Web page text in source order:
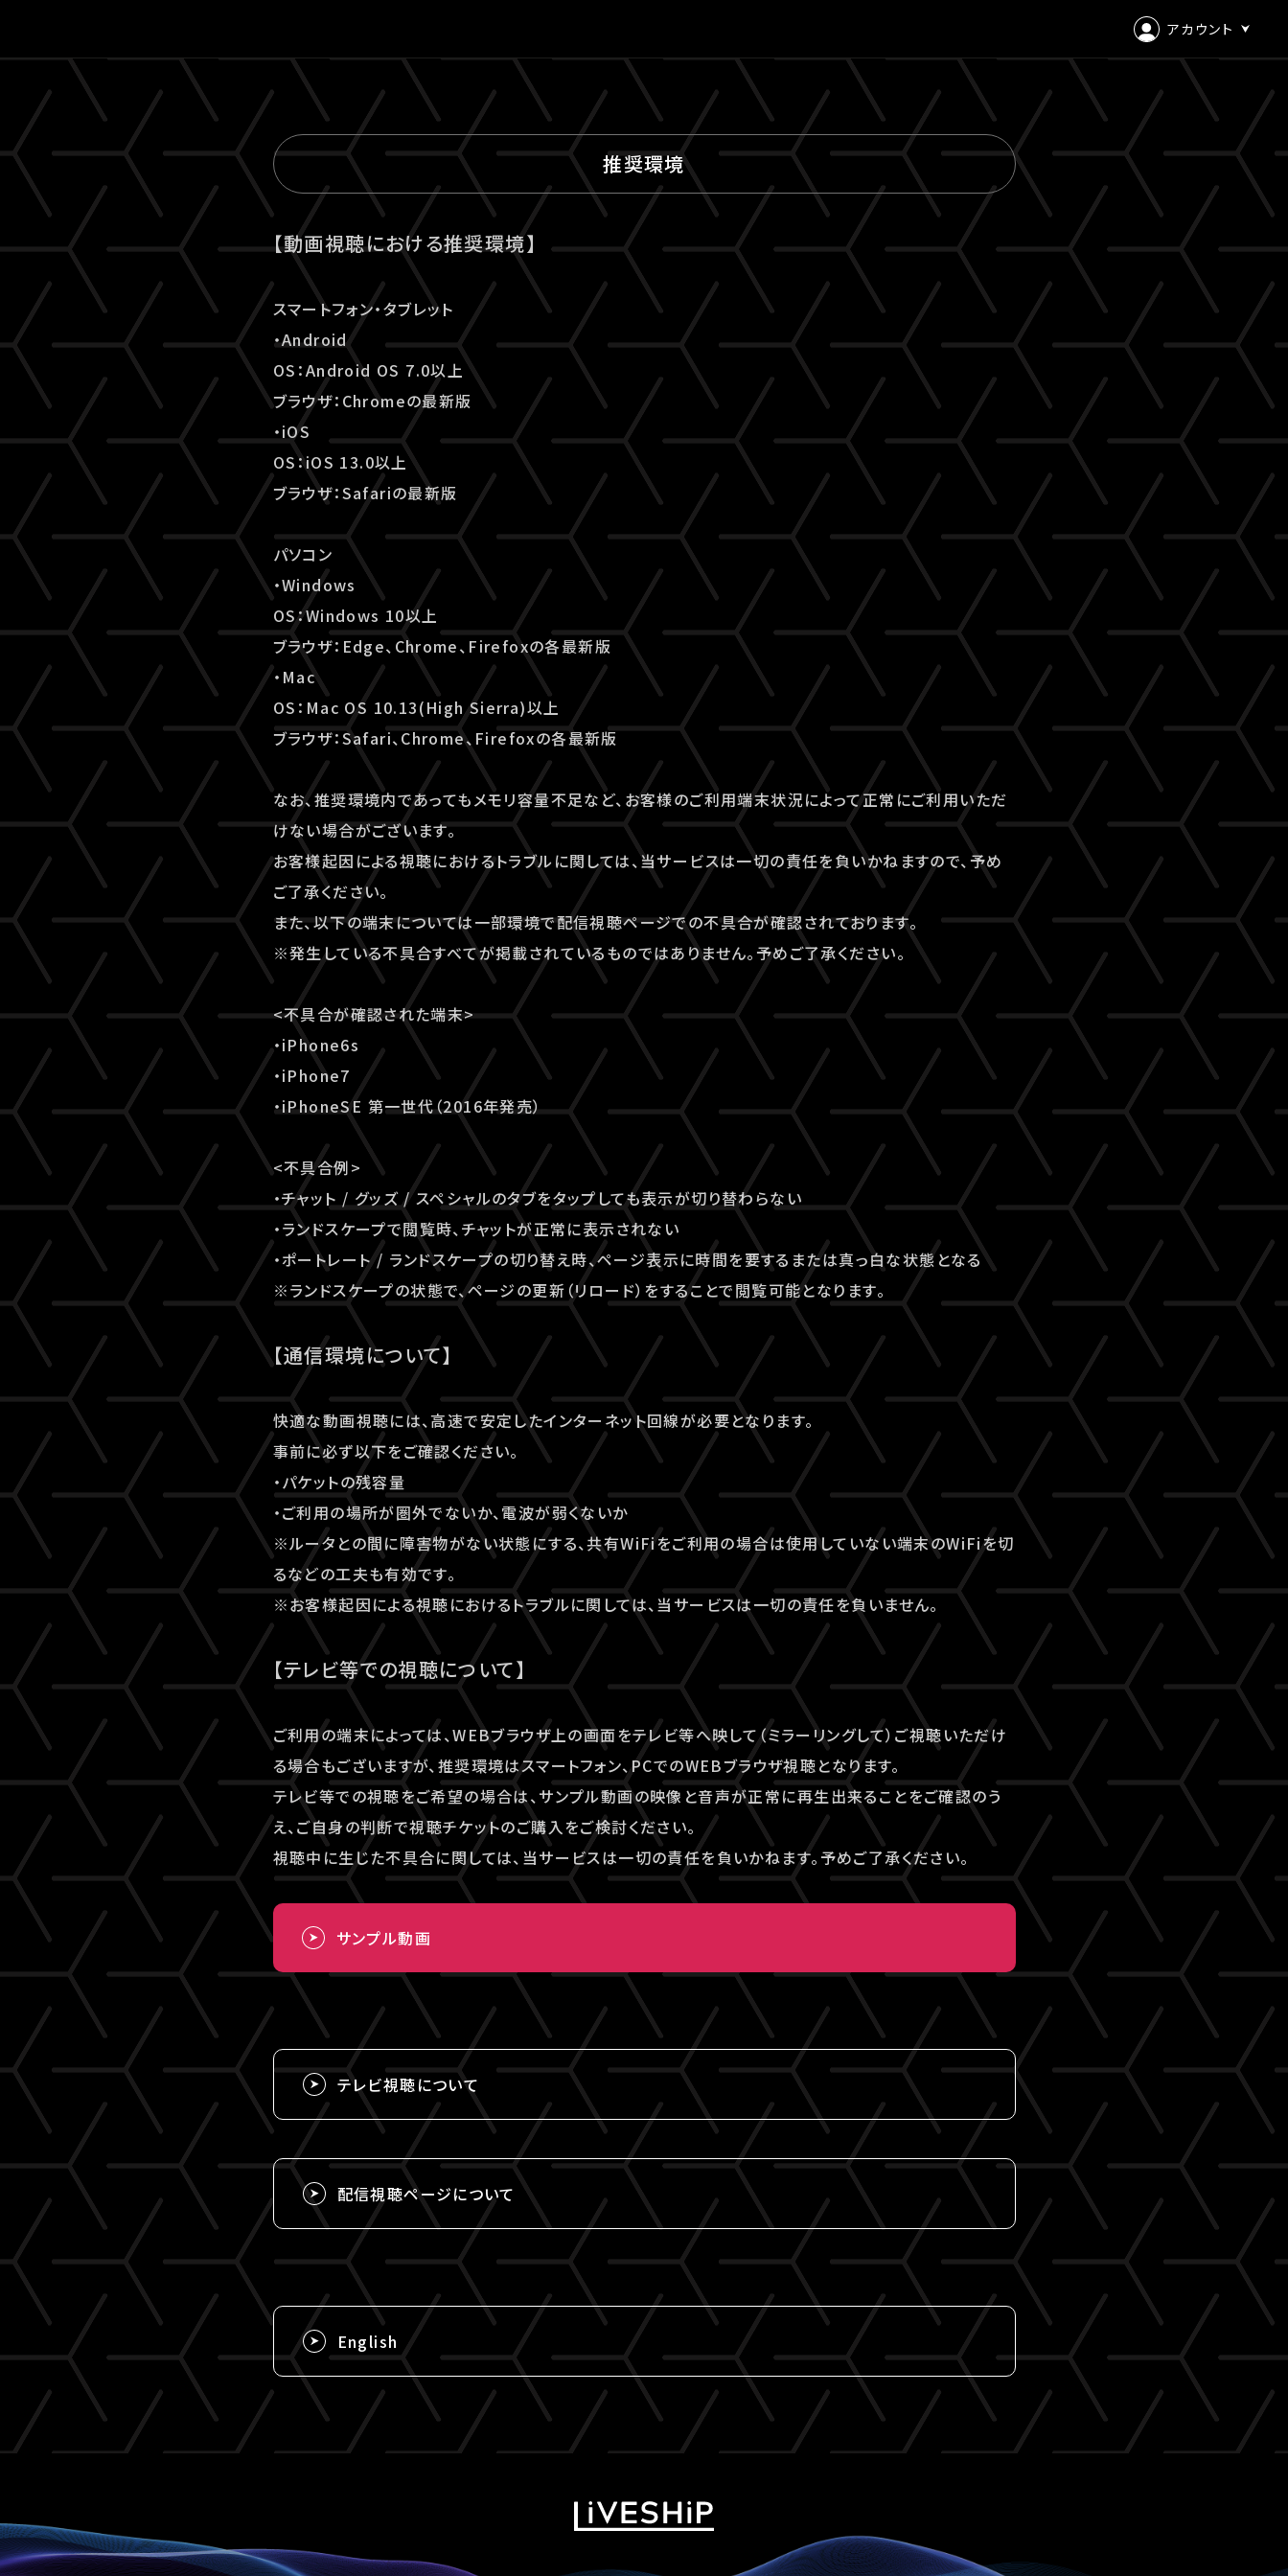
アカウント
ログイン
会員登録
推奨環境
【動画視聴における推奨環境】
スマートフォン・タブレット
・Android
OS：Android OS 7.0以上
ブラウザ：Chromeの最新版
・iOS
OS：iOS 13.0以上
ブラウザ：Safariの最新版
パソコン
・Windows
OS：Windows 10以上
ブラウザ：Edge、Chrome、Firefoxの各最新版
・Mac
OS：Mac OS 10.13(High Sierra)以上
ブラウザ：Safari、Chrome、Firefoxの各最新版
なお、推奨環境内であってもメモリ容量不足など、お客様のご利用端末状況によって正常にご利用いただ
けない場合がございます。
お客様起因による視聴におけるトラブルに関しては、当サービスは一切の責任を負いかねますので、予め
ご了承ください。
また、以下の端末については一部環境で配信視聴ページでの不具合が確認されております。
※発生している不具合すべてが掲載されているものではありません。予めご了承ください。
<不具合が確認された端末>
・iPhone6s
・iPhone7
・iPhoneSE 第一世代（2016年発売）
<不具合例>
・チャット / グッズ / スペシャルのタブをタップしても表示が切り替わらない
・ランドスケープで閲覧時、チャットが正常に表示されない
・ポートレート / ランドスケープの切り替え時、ページ表示に時間を要するまたは真っ白な状態となる
※ランドスケープの状態で、ページの更新（リロード）をすることで閲覧可能となります。
【通信環境について】
快適な動画視聴には、高速で安定したインターネット回線が必要となります。
事前に必ず以下をご確認ください。
・パケットの残容量
・ご利用の場所が圏外でないか、電波が弱くないか
※ルータとの間に障害物がない状態にする、共有WiFiをご利用の場合は使用していない端末のWiFiを切
るなどの工夫も有効です。
※お客様起因による視聴におけるトラブルに関しては、当サービスは一切の責任を負いません。
【テレビ等での視聴について】
ご利用の端末によっては、WEBブラウザ上の画面をテレビ等へ映して（ミラーリングして）ご視聴いただけ
る場合もございますが、推奨環境はスマートフォン、PCでのWEBブラウザ視聴となります。
テレビ等での視聴をご希望の場合は、サンプル動画の映像と音声が正常に再生出来ることをご確認のう
え、ご自身の判断で視聴チケットのご購入をご検討ください。
視聴中に生じた不具合に関しては、当サービスは一切の責任を負いかねます。予めご了承ください。
サンプル動画
テレビ視聴について
配信視聴ページについて
English